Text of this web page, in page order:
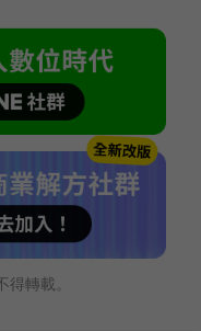
轉載。